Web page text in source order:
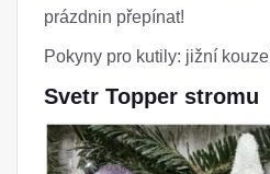
prázdnin přepínat!
Pokyny pro kutily: jižní
Svetr Topper stromu